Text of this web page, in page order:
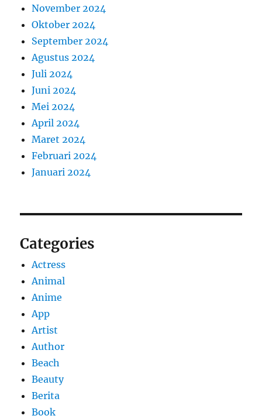
November 2024
Oktober 2024
September 2024
Agustus 2024
Juli 2024
Juni 2024
Mei 2024
April 2024
Maret 2024
Februari 2024
Januari 2024
Categories
Actress
Animal
Anime
App
Artist
Author
Beach
Beauty
Berita
Book